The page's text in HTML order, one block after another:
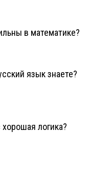
в математике?
язык знаете?
логика?